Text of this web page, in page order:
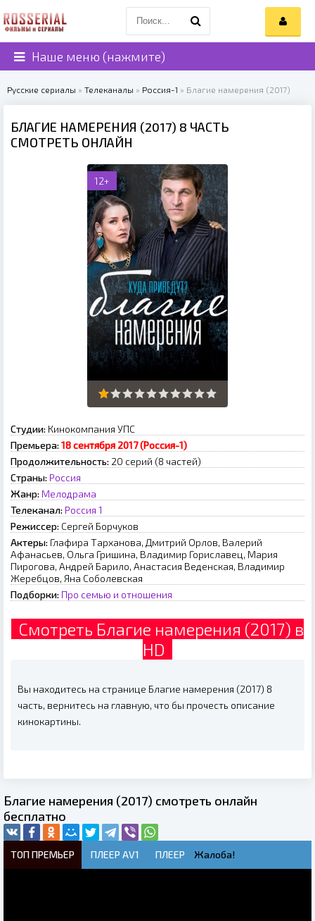
Наше меню (нажмите)
Русские сериалы » Телеканалы » Россия-1 » Благие намерения (2017)
БЛАГИЕ НАМЕРЕНИЯ (2017) 8 ЧАСТЬ
СМОТРЕТЬ ОНЛАЙН
12+
Студии: Кинокомпания УПС
Премьера: 18 сентября 2017 (Россия-1)
Продолжительность: 20 серий (8 частей)
Страны: Россия
Жанр: Мелодрама
Телеканал: Россия 1
Режиссер: Сергей Борчуков
Актеры: Глафира Тарханова, Дмитрий Орлов, Валерий
Афанасьев, Ольга Гришина, Владимир Гориславец, Мария
Пирогова, Андрей Барило, Анастасия Веденская, Владимир
Жеребцов, Яна Соболевская
Подборки: Про семью и отношения
Смотреть Благие намерения (2017) в
HD
Вы находитесь на странице Благие намерения (2017) 8
часть, вернитесь на главную, что бы прочесть описание
кинокартины.
Благие намерения (2017) смотреть онлайн
бесплатно
ТОП ПРЕМЬЕР ПЛЕЕР AV1 ПЛЕЕР Жалоба!